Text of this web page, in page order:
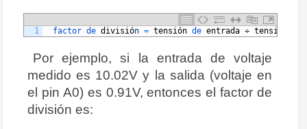
1 factor de división = tensión de entrada ÷ tensi
Por ejemplo, si la entrada de voltaje
medido es 10.02V y la salida (voltaje en
el pin A0) es 0.91V, entonces el factor de
división es: